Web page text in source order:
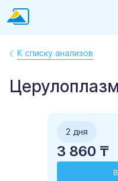
К списку анализов
2 дня
3 860 ₸